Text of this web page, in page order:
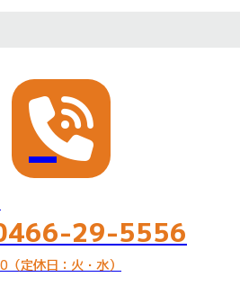
29-5556
定休日：火・水）